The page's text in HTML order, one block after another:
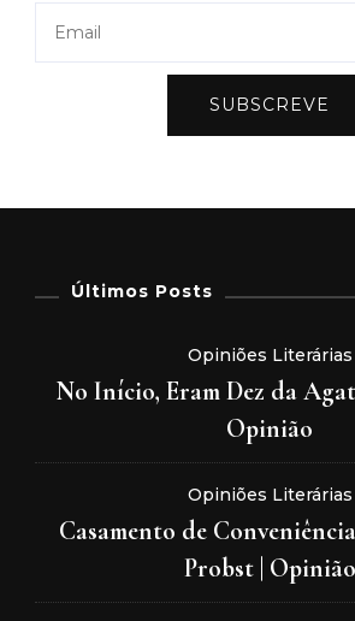
SUBSCREVE
Últimos Posts
Opiniões Literárias
No Início, Eram Dez da
Opinião
Opiniões Literárias
Casamento de
Probst | Opinião